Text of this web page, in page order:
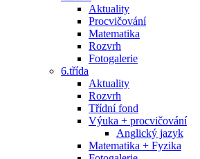
Aktuality
Procvičování
Matematika
Rozvrh
Fotogalerie
6.třída
Aktuality
Rozvrh
Třídní fond
Výuka + procvičování
Anglický jazyk
Matematika + Fyzika